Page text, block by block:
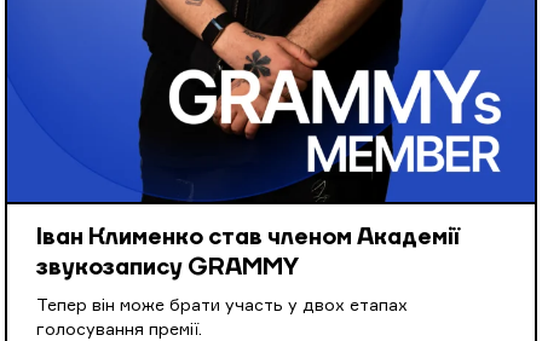
Іван Клименко став членом Академії
звукозапису GRAMMY
Тепер він може брати участь у двох етапах
голосування премії.